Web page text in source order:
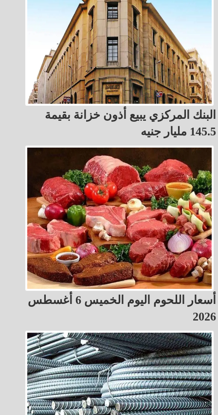
البنك المركزي يبيع أذون خزانة بقيمة
145.5 مليار جنيه
أسعار اللحوم اليوم الخميس 6 أغسطس
2026